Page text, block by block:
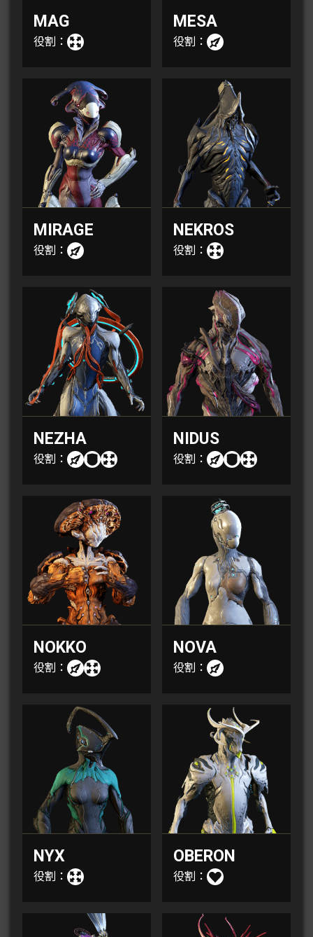
MAG
役割：
MESA
役割：
MIRAGE
役割：
NEKROS
役割：
NEZHA
役割：
NIDUS
役割：
NOKKO
役割：
NOVA
役割：
NYX
役割：
OBERON
役割：